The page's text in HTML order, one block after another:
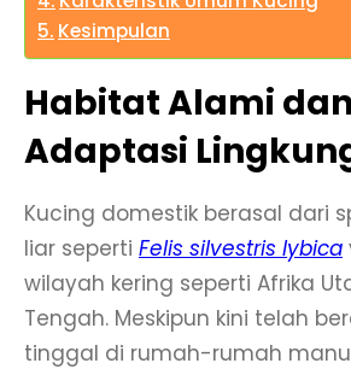
Kesimpulan
Habitat Alami dan
Adaptasi
Kucing domestik berasal dari
liar seperti Felis silvestris lybica
wilayah kering seperti Afrika
Tengah. Meskipun kini telah
tinggal di rumah-rumah